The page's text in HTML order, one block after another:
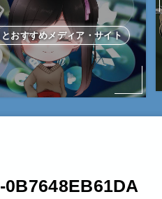
おすすめメディア・サイト
0B7648EB61DA